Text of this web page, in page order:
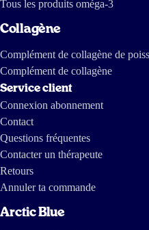
Tous les produits oméga-3
Collagène
Complément de collagène de
Complément de collagène
Service client
Connexion abonnement
Contact
Questions fréquentes
Contacter un thérapeute
Retours
Annuler ta commande
Arctic Blue